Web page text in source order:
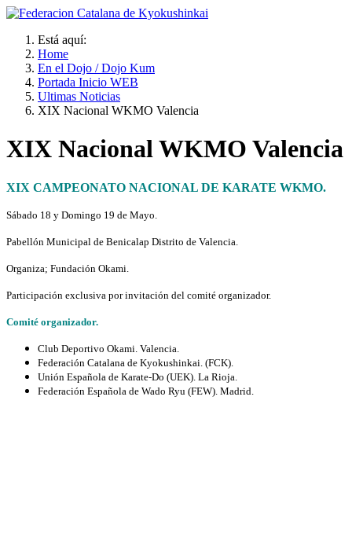
Está aquí:
Home
En el Dojo / Dojo Kum
Portada Inicio WEB
Ultimas Noticias
XIX Nacional WKMO Valencia
XIX Nacional WKMO Valencia
XIX CAMPEONATO NACIONAL DE KARATE WKMO.
Sábado 18 y Domingo 19 de Mayo.
Pabellón Municipal de Benicalap Distrito de Valencia.
Organiza; Fundación Okami.
Participación exclusiva por invitación del comité organizador.
Comité organizador.
Club Deportivo Okami. Valencia.
Federación Catalana de Kyokushinkai. (FCK).
Unión Española de Karate-Do (UEK). La Rioja.
Federación Española de Wado Ryu (FEW). Madrid.